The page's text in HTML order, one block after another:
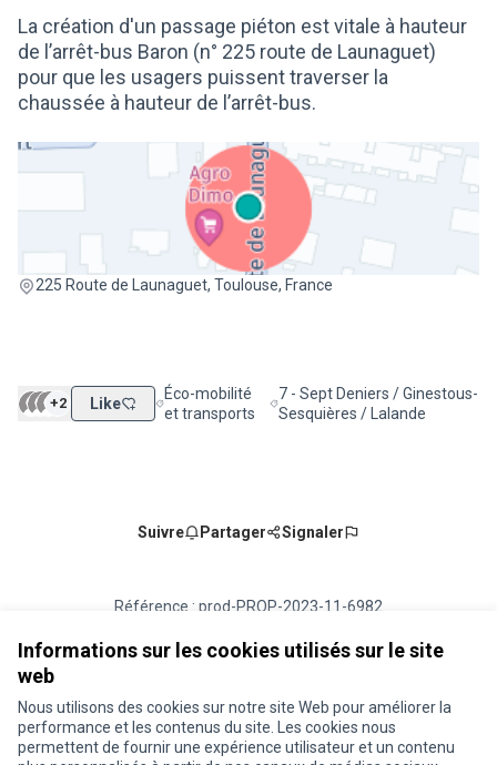
Informations sur les cookies utilisés sur le site
web
Nous utilisons des cookies sur notre site Web pour améliorer la
performance et les contenus du site. Les cookies nous
permettent de fournir une expérience utilisateur et un contenu
La création d'un passage piéton est vitale à hauteur
de l’arrêt-bus Baron (n° 225 route de Launaguet)
pour que les usagers puissent traverser la
chaussée à hauteur de l’arrêt-bus.
225 Route de Launaguet, Toulouse, France
(Lien externe)
+2 Like Filtrer les résultats de la catégorie : Éco-mobilité
Éco-mobilité
et transports
Filtrer les résultats pour le
7 - Sept Deniers / Ginestous-
Sesquières / Lalande
Suivre Partager Signaler
Référence : prod-PROP-2023-11-6982
Vérifiez l'empreinte numérique
Conditions d'utilisation
Paramètres des cookies
Je participe ! sur X
Je participe ! sur Facebook
Je participe ! sur Instagram